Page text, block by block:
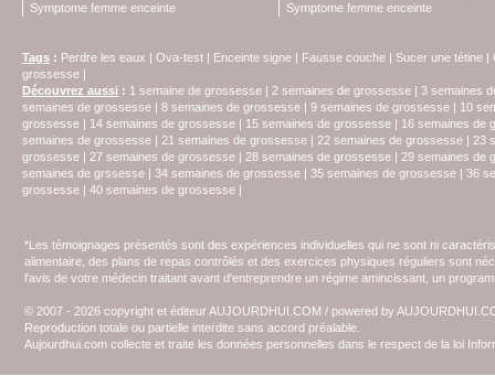
Symptome femme enceinte
Symptome femme enceinte
Tags : Perdre les eaux | Ova-test | Enceinte signe | Fausse couche | Sucer une tétine |
grossesse |
Découvrez aussi : 1 semaine de grossesse | 2 semaines de grossesse | 3 semaines
semaines de grossesse | 8 semaines de grossesse | 9 semaines de grossesse | 10
grossesse | 14 semaines de grossesse | 15 semaines de grossesse | 16 semaines de
semaines de grossesse | 21 semaines de grossesse | 22 semaines de grossesse | 23
grossesse | 27 semaines de grossesse | 28 semaines de grossesse | 29 semaines de
semaines de grssesse | 34 semaines de grossesse | 35 semaines de grossesse | 36
grossesse | 40 semaines de grossesse |
*Les témoignages présentés sont des expériences individuelles qui ne sont ni
alimentaire, des plans de repas contrôlés et des exercices physiques réguliers sont
l'avis de votre médecin traitant avant d'entreprendre un régime amincissant, un
© 2007 - 2026 copyright et éditeur AUJOURDHUI.COM / powered by
Reproduction totale ou partielle interdite sans accord préalable.
Aujourdhui.com collecte et traite les données personnelles dans le respect de la loi